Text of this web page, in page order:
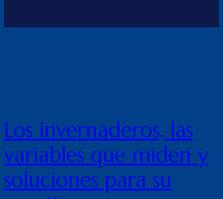
Los invernaderos, las
variables que miden y
soluciones para su